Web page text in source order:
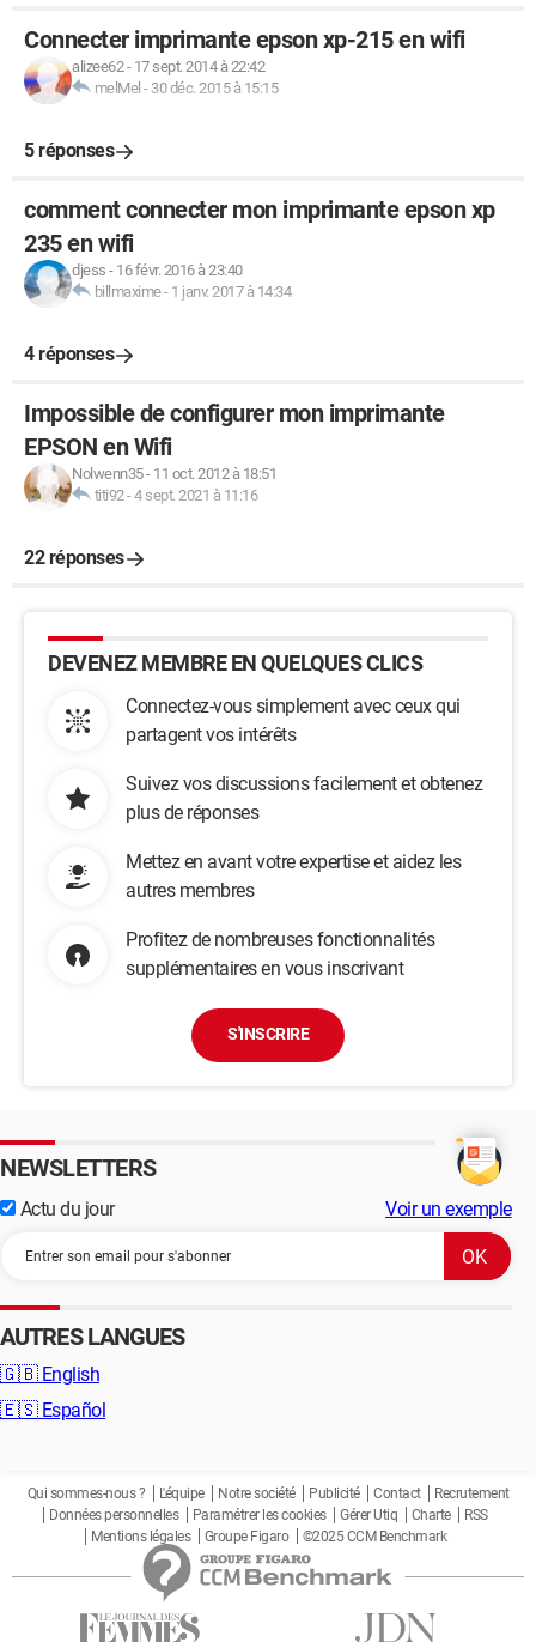
Connecter imprimante epson xp-215 en wifi
alizee62- 17 sept. 2014 à 22:42
melMel - 30 déc. 2015 à 15:15
5 réponses
comment connecter mon imprimante epson xp
235 en wifi
djess - 16 févr. 2016 à 23:40
billmaxime- 1 janv. 2017 à 14:34
4 réponses
Impossible de configurer mon imprimante
EPSON en Wifi
Nolwenn35- 11 oct. 2012 à 18:51
titi92-4 sept. 2021 à 11:16
22 réponses
DEVENEZ MEMBRE EN QUELQUES CLICS
Connectez-vous simplement avec ceux qui
partagent vos intérêts
Suivez vos discussions facilement et obtenez
plus de réponses
Mettez en avant votre expertise et aidez les
autres membres
Profitez de nombreuses fonctionnalités
supplémentaires en vous inscrivant
S'INSCRIRE
NEWSLETTERS
Actu du jour Voir un exemple
AUTRES LANGUES
🇬🇧 English
🇪🇸 Español
Qui sommes-nous ? L'équipe Notre société Publicité Contact
Recrutement
Données personnelles
Paramétrer les cookies Gérer Utiq Charte
RSS
Mentions légales
Groupe Figaro ©2025 CCM Benchmark